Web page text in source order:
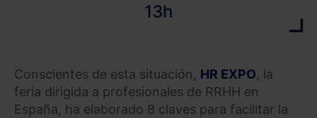
13h
Conscientes de esta situación, HR EXPO, la
feria dirigida a profesionales de RRHH en
España, ha elaborado 8 claves para facilitar la